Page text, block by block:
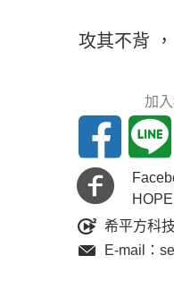
攻其不背
加
希平方科
E-mail：